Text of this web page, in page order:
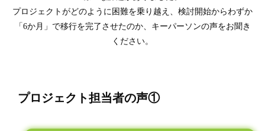
プロジェクトがどのように困難を乗り越え、検討開始からわずか
「6か月」で移行を完了させたのか、キーパーソンの声をお聞き
ください。
プロジェクト担当者の声①